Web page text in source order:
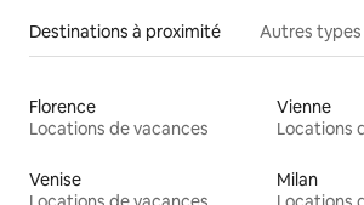
Destinations à proximité Autres
Florence
Locations de vacances
Vienne
Locations
Venise
Milan